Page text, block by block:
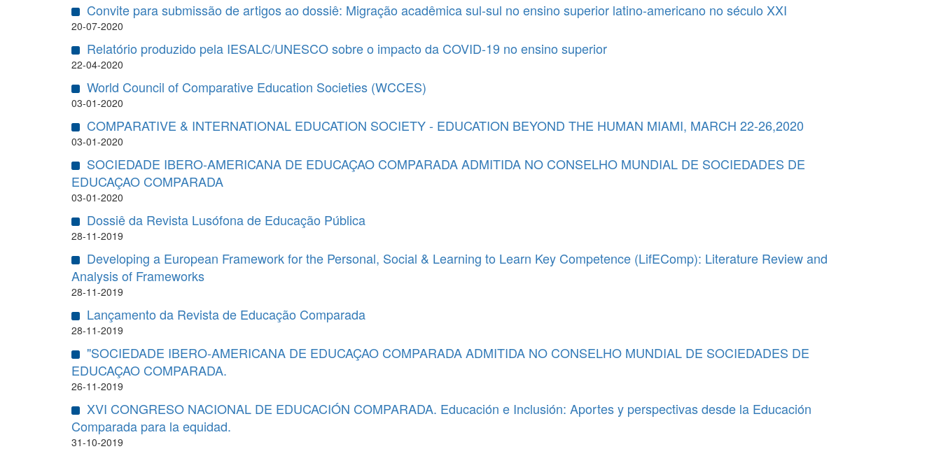
Convite para submissão de artigos ao dossiê: Migração acadêmica sul-sul no ensino superior latino-americano no século XXI
20-07-2020
Relatório produzido pela IESALC/UNESCO sobre o impacto da COVID-19 no ensino superior
22-04-2020
World Council of Comparative Education Societies (WCCES)
03-01-2020
COMPARATIVE & INTERNATIONAL EDUCATION SOCIETY - EDUCATION BEYOND THE HUMAN MIAMI, MARCH 22-26,2020
03-01-2020
SOCIEDADE IBERO-AMERICANA DE EDUCAÇAO COMPARADA ADMITIDA NO CONSELHO MUNDIAL DE SOCIEDADES DE
EDUCAÇAO COMPARADA
03-01-2020
Dossiê da Revista Lusófona de Educação Pública
28-11-2019
Developing a European Framework for the Personal, Social & Learning to Learn Key Competence (LifEComp): Literature Review and
Analysis of Frameworks
28-11-2019
Lançamento da Revista de Educação Comparada
28-11-2019
"SOCIEDADE IBERO-AMERICANA DE EDUCAÇAO COMPARADA ADMITIDA NO CONSELHO MUNDIAL DE SOCIEDADES DE
EDUCAÇAO COMPARADA.
26-11-2019
XVI CONGRESO NACIONAL DE EDUCACIÓN COMPARADA. Educación e Inclusión: Aportes y perspectivas desde la Educación
Comparada para la equidad.
31-10-2019